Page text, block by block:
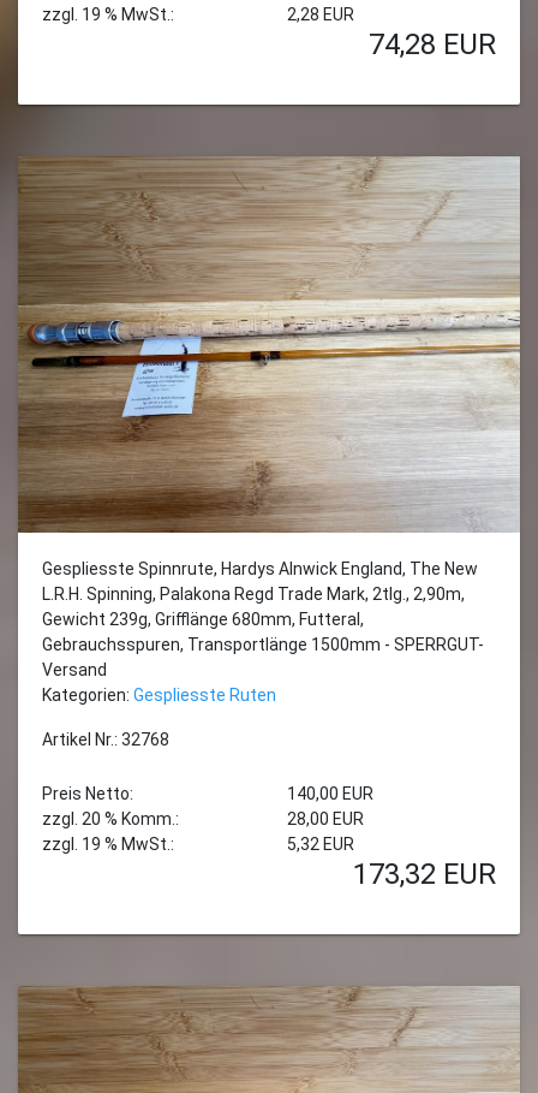
zzgl. 19 % MwSt.:
2,28 EUR
74,28 EUR
Gespliesste Spinnrute, Hardys Alnwick England, The New
L.R.H. Spinning, Palakona Regd Trade Mark, 2tlg., 2,90m,
Gewicht 239g, Grifflänge 680mm, Futteral,
Gebrauchsspuren, Transportlänge 1500mm - SPERRGUT-
Versand
Kategorien: Gespliesste Ruten
Artikel Nr.: 32768
Preis Netto:
140,00 EUR
zzgl. 20 % Komm.:
28,00 EUR
zzgl. 19 % MwSt.:
5,32 EUR
173,32 EUR